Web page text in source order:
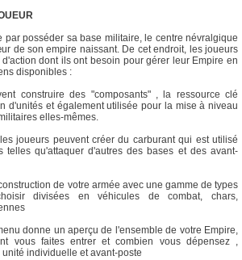
par posséder sa base militaire, le centre névralgique
de son empire naissant. De cet endroit, les joueurs
dont ils ont besoin pour gérer leur Empire en
disponibles :
construire des "composants" , la ressource clé
d'unités et également utilisée pour la mise à niveau
elles-mêmes.
joueurs peuvent créer du carburant qui est utilisé
telles qu'attaquer d'autres des bases et des avant-
de votre armée avec une gamme de types
divisées en véhicules de combat, chars,
donne un aperçu de l'ensemble de votre Empire,
vous faites entrer et combien vous dépensez ,
individuelle et avant-poste